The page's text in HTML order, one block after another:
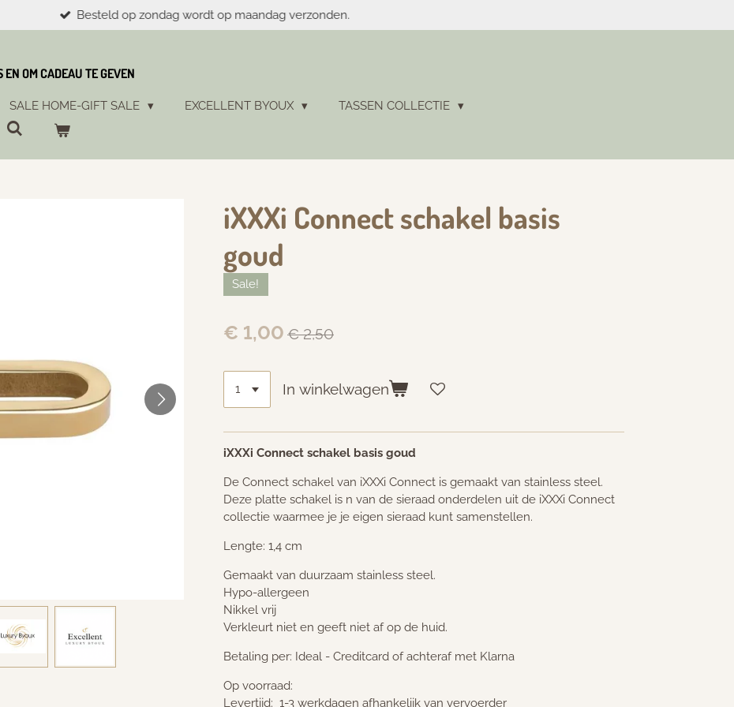
Besteld op zondag wordt op maandag verzonden.
OM CADEAU TE GEVEN
SALE HOME-GIFT SALE EXCELLENT BYOUX
TASSEN COLLECTIE
iXXXi Connect schakel basis
goud
Sale!
€ 1,00 € 2,50
In winkelwagen
iXXXi Connect schakel basis goud
De Connect schakel van iXXXi Connect is gemaakt van stainless steel.
Deze platte schakel is n van de sieraad onderdelen uit de iXXXi Connect
collectie waarmee je je eigen sieraad kunt samenstellen.
Lengte: 1,4 cm
Gemaakt van duurzaam stainless steel.
Hypo-allergeen
Nikkel vrij
Verkleurt niet en geeft niet af op de huid.
Betaling per: Ideal - Creditcard of achteraf met Klarna
Op voorraad:
Levertijd: 1-3 werkdagen afhankelijk van vervoerder